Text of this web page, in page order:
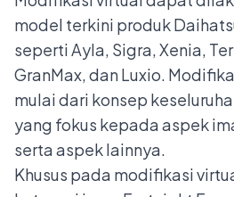
model terkini produk
seperti Ayla, Sigra, Xenia,
GranMax, dan Luxio.
mulai dari konsep
yang fokus kepada aspek
serta aspek lainnya.
Khusus pada modifikasi